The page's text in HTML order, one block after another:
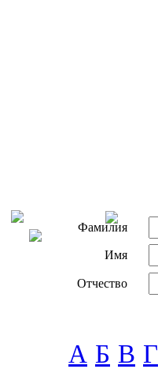
Фамилия
Имя
Отчество
А Б В Г